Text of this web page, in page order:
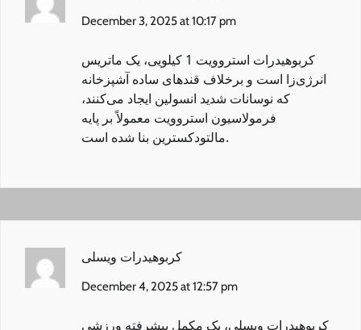
December 3, 2025 at 10:17 pm
کربوهیدرات استروویت 1 کیلویی
، یک ماتریس
انرژی‌زا است و برخلاف قندهای ساده آشپزخانه
که نوسانات شدید انسولین ایجاد می‌کنند،
فرمولاسیون استروویت معمولاً بر پایه
مالتودکسترین بنا شده است.
کربوهیدرات ویسلی
December 4, 2025 at 12:57 pm
کربوهیدرات ویسلی، یک مکمل پیشرفته ورزشی